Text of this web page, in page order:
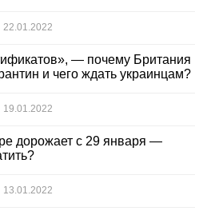
22.01.2022
— почему Британия
и чего ждать украинцам?
19.01.2022
дорожает с 29 января —
13.01.2022